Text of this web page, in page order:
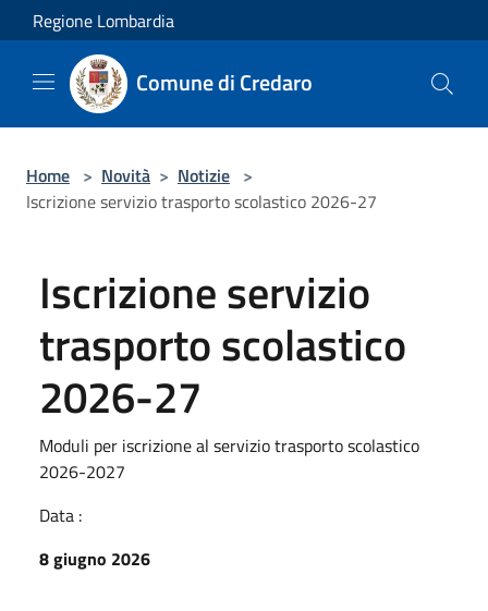
Salta al contenuto principale
Regione Lombardia
Comune di Credaro
Home > Novità > Notizie >
Iscrizione servizio trasporto scolastico 2026-27
Iscrizione servizio
trasporto scolastico
2026-27
Moduli per iscrizione al servizio trasporto scolastico
2026-2027
Data :
8 giugno 2026